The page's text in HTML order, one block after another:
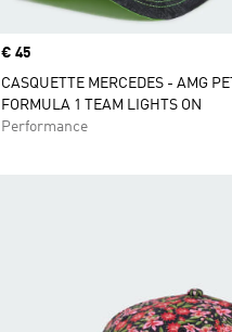
Prix
€ 45
CASQUETTE MERCEDES - AMG
FORMULA 1 TEAM LIGHTS ON
Performance